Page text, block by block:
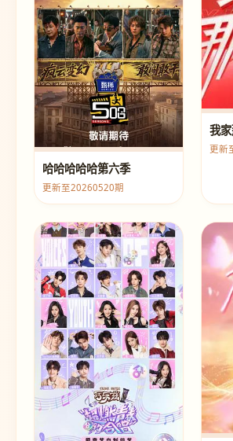
哈哈哈哈哈第六季
更新至20260520期
我
更新